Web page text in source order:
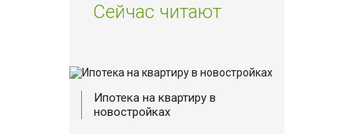
Сейчас читают
Ипотека на квартиру в
новостройках